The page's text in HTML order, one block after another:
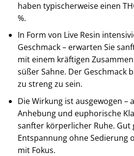
haben typischerweise einen
%.
In Form von Live Resin
Geschmack – erwarten Sie
mit einem kräftigen
süßer Sahne. Der Geschmack
zu streng zu sein.
Die Wirkung ist ausgewogen –
Anhebung und euphorische
sanfter körperlicher Ruhe. Gut
Entspannung ohne Sedierung
mit Fokus.